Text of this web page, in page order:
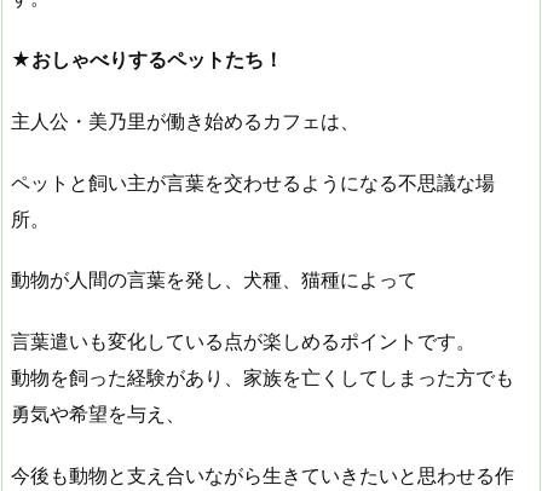
★おしゃべりするペットたち！
主人公・美乃里が働き始めるカフェは、
ペットと飼い主が言葉を交わせるようになる不思議な場
所。
動物が人間の言葉を発し、犬種、猫種によって
言葉遣いも変化している点が楽しめるポイントです。
動物を飼った経験があり、家族を亡くしてしまった方でも
勇気や希望を与え、
今後も動物と支え合いながら生きていきたいと思わせる作